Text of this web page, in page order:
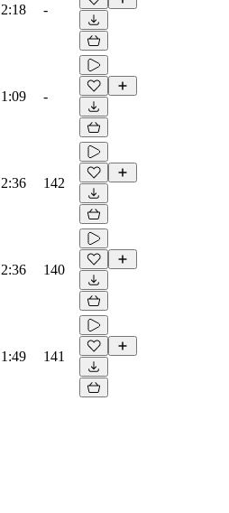
2:18 -
1:09 -
2:36 142
2:36 140
1:49 141